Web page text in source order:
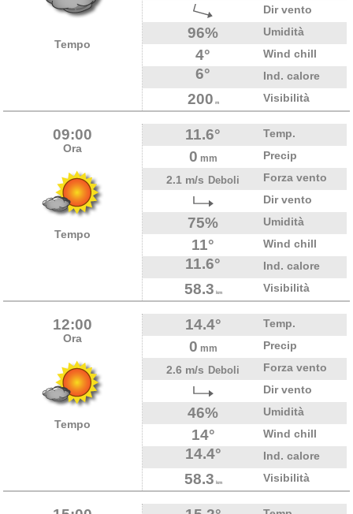
Tempo
Dir vento
96% Umidità
4° Wind chill
6° Ind. calore
200 m Visibilità
09:00
Ora
Tempo
11.6° Temp.
0 mm
Precip
2.1 m/s Deboli
Forza vento
Dir vento
75% Umidità
11° Wind chill
11.6° Ind. calore
58.3 km Visibilità
12:00
Ora
Tempo
14.4° Temp.
0 mm
Precip
2.6 m/s Deboli
Forza vento
Dir vento
46% Umidità
14° Wind chill
14.4° Ind. calore
58.3 km Visibilità